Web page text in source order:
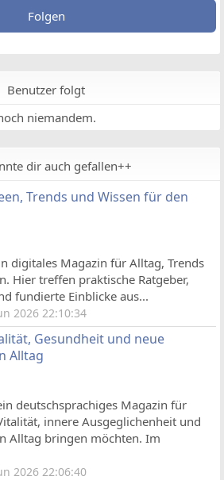
Folgen
Benutzer folgt
niemandem.
dir auch gefallen++
Trends und Wissen für den
digitales Magazin für Alltag, Trends
Hier treffen praktische Ratgeber,
fundierte Einblicke aus...
2026 22:10:34
Gesundheit und neue
Alltag
deutschsprachiges Magazin für
innere Ausgeglichenheit und
Alltag bringen möchten. Im
2026 22:06:40